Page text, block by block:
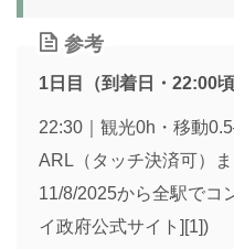
参考
1日目（到着日・22:00頃
22:30｜観光0h・移動
ARL（タッチ決済可）
11/8/2025から全駅でコ
イ政府公式サイト][1])